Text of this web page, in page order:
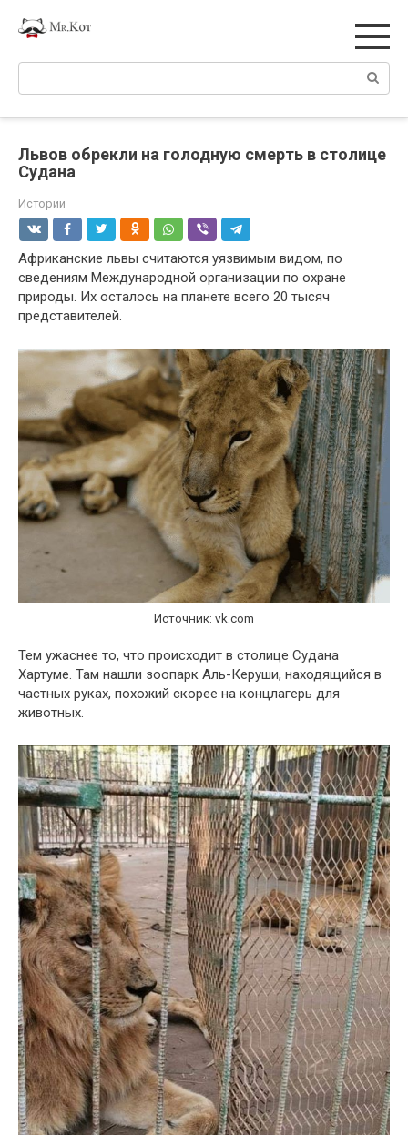
Поиск:
Львов обрекли на голодную смерть в столице
Судана
Истории
Африканские львы считаются уязвимым видом, по
сведениям Международной организации по охране
природы. Их осталось на планете всего 20 тысяч
представителей.
Источник: vk.com
Тем ужаснее то, что происходит в столице Судана
Хартуме. Там нашли зоопарк Аль-Керуши, находящийся в
частных руках, похожий скорее на концлагерь для
животных.